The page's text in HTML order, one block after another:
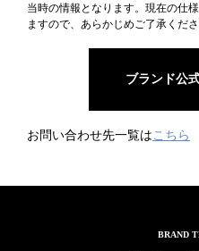
当時の情報となります。現在の仕
ますので、あらかじめご了承くださ
ブランド公
お問い合わせ先一覧はこちら
BRAND